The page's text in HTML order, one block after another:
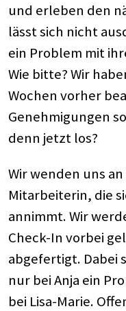
und erleben den
lässt sich nicht
ein Problem mit
Wie bitte? Wir
Wochen vorher
Genehmigungen
denn jetzt los?
Wir wenden uns
Mitarbeiterin, die
annimmt. Wir
Check-In vorbei
abgefertigt. Dabei
nur bei Anja ein
bei Lisa-Marie.